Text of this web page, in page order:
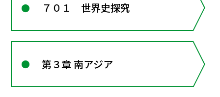
７０１ 世界史探究
第３章 南アジア